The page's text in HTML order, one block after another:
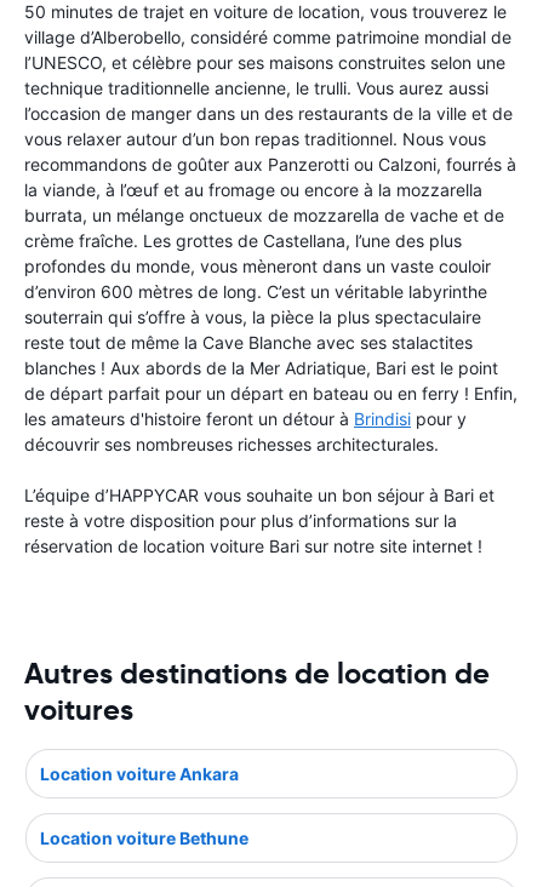
50 minutes de trajet en voiture de location, vous trouverez le
village d’Alberobello, considéré comme patrimoine mondial de
l’UNESCO, et célèbre pour ses maisons construites selon une
technique traditionnelle ancienne, le trulli. Vous aurez aussi
l’occasion de manger dans un des restaurants de la ville et de
vous relaxer autour d’un bon repas traditionnel. Nous vous
recommandons de goûter aux Panzerotti ou Calzoni, fourrés à
la viande, à l’œuf et au fromage ou encore à la mozzarella
burrata, un mélange onctueux de mozzarella de vache et de
crème fraîche. Les grottes de Castellana, l’une des plus
profondes du monde, vous mèneront dans un vaste couloir
d’environ 600 mètres de long. C’est un véritable labyrinthe
souterrain qui s’offre à vous, la pièce la plus spectaculaire
reste tout de même la Cave Blanche avec ses stalactites
blanches ! Aux abords de la Mer Adriatique, Bari est le point
de départ parfait pour un départ en bateau ou en ferry ! Enfin,
les amateurs d'histoire feront un détour à Brindisi pour y
découvrir ses nombreuses richesses architecturales.
L’équipe d’HAPPYCAR vous souhaite un bon séjour à Bari et
reste à votre disposition pour plus d’informations sur la
réservation de location voiture Bari sur notre site internet !
Autres destinations de location de
voitures
Location voiture Ankara
Location voiture Bethune